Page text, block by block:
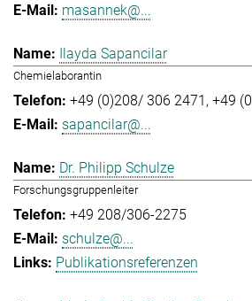
masannek@...
Ilayda Sapancilar
Chemielaborantin
+49 (0)208/ 306 2471 +49
sapancilar@...
Dr. Philipp Schulze
Forschungsgruppenleiter
+49 208/306-2275
schulze@...
Publikationsreferenzen